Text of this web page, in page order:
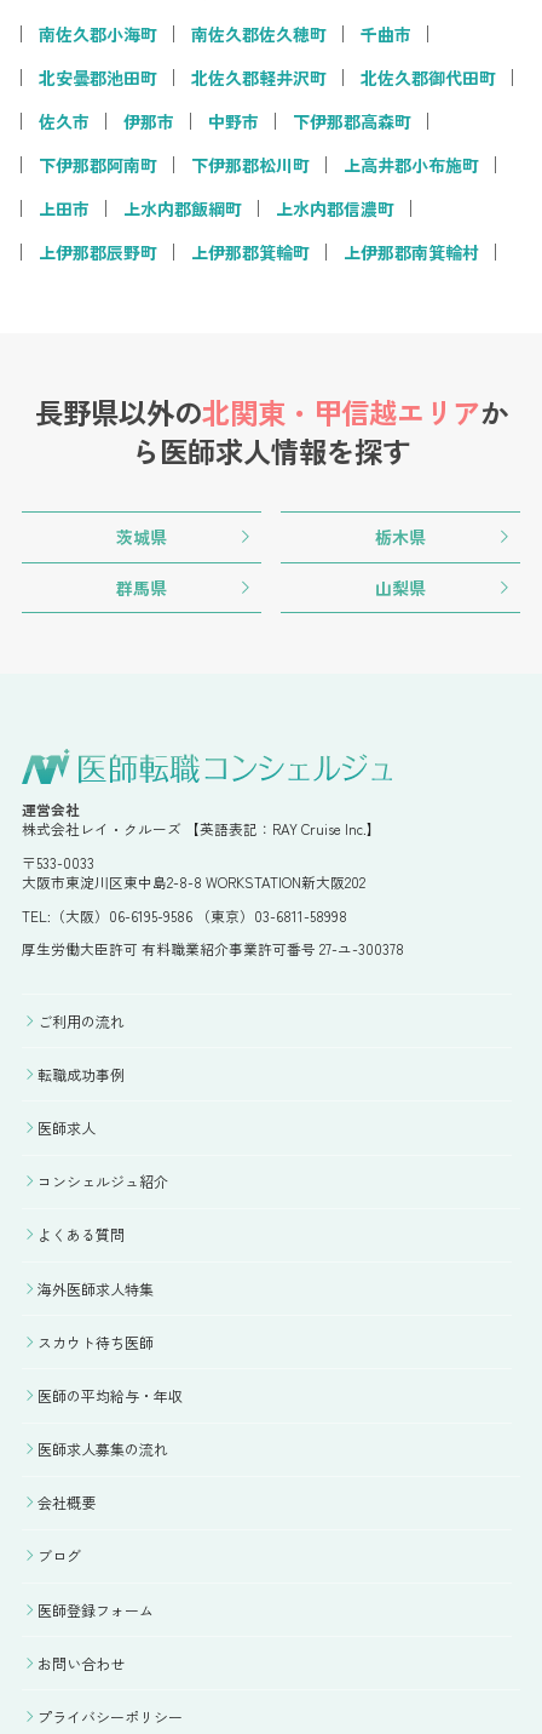
南佐久郡小海町
南佐久郡佐久穂町
千曲市
北安曇郡池田町
北佐久郡軽井沢町
北佐久郡御代田町
佐久市
伊那市 中野市
下伊那郡高森町
下伊那郡阿南町
下伊那郡松川町
上高井郡小布施町
上田市
上水内郡飯綱町
上水内郡信濃町
上伊那郡辰野町
上伊那郡箕輪町 上伊那郡南箕輪村
長野県以外の北関東・甲信越エリアか
ら医師求人情報を探す
茨城県 栃木県
群馬県 山梨県
運営会社
株式会社レイ・クルーズ 【英語表記：RAY Cruise Inc.】
〒533-0033
大阪市東淀川区東中島2-8-8 WORKSTATION新大阪202
TEL:（大阪）06-6195-9586 （東京）03-6811-58998
厚生労働大臣許可 有料職業紹介事業許可番号 27-ユ-300378
ご利用の流れ
転職成功事例
医師求人
コンシェルジュ紹介
よくある質問
海外医師求人特集
スカウト待ち医師
医師の平均給与・年収
医師求人募集の流れ
会社概要
ブログ
医師登録フォーム
お問い合わせ
プライバシーポリシー